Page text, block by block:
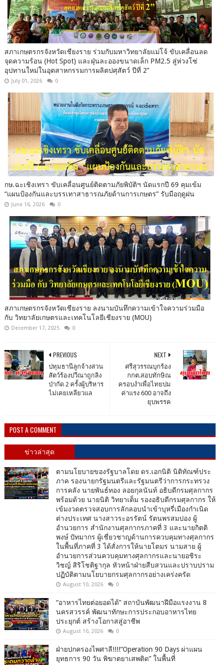
สภาเกษตรกรจังหวัดเชียงราย ร่วมกับมหาวิทยาลัยแม่โจ้ ขับเคลื่อนลด
จุดความร้อน (Hot Spot) และฝุ่นละอองขนาดเล็ก PM2.5 สู่ห่วงโซ่
อุปทานใหม่ในอุตสาหกรรมการผลิตปศุสัตว์ ปีที่ 2”
July 01, 2026 0
กษ.ฉะเชิงเทรา ขับเคลื่อนศูนย์ติดตามภัยพิบัติฯ นัดแรกปี 69 คุมเข้ม
“แผนป้องกันและบรรเทาสาธารณภัยด้านการเกษตร” รับมือฤดูฝน
June 16, 2026 0
สภาเกษตรกรจังหวัดเชียงราย ลงนามบันทึกความเข้าใจความร่วมมือ
กับ วิทยาลัยเกษตรและเทคโนโลยีเชียงราย (MOU)
December 17, 2025 0
NEXT
ศรีสุวรรณบุกร้อง
กกต.สอบทักษิณ
ครอบงำเพื่อไทยปม
ค่าแรง 600 อาจถึง
ยุบพรรค
PREVIOUS
ปทุมธานีลูกจ้างสวน
สัตว์ร้องปวีณาถูกลิง
ป่ากัด 2 ครั้งผู้บริหาร
ไม่เคยเหลียวแล
POST A COMMENT
ข่าวล่าสุด
ตามนโยบายของรัฐบาลโดย ดร.เอกนิติ นิติทัณฑ์ประ
ภาค รองนายกรัฐมนตรีและรัฐมนตรีว่าการกระทรวง
การคลัง นายพันธ์ทอง ลอยกุลนันท์ อธิบดีกรมศุลกากร
พร้อมด้วย นายนิติ วิทยาเต็ม รองอธิบดีกรมศุลกากร ให้
เข้มงวดตรวจสอบการลักลอบนำเข้าบุหรี่เมืองกำเนิด
ต่างประเทศ นางสาวระอรรัตน์ รัตนพรสมปอง ผู้
อำนวยการ สำนักงานศุลกากรภาคที่ 3 และนายกิตติ
พงษ์ ปัทมากร ผู้เชี่ยวชาญด้านการควบคุมทางศุลกากร
ในพื้นที่ภาคที่ 3 ได้สั่งการให้นายโตมร นามสาย ผู้
อำนวยการส่วนควบคุมทางศุลกากรและนายอชิระ
วิชญ์ สิริโชติฐากุล หัวหน้าฝ่ายสืบสวนและปราบปราม
ปฏิบัติตามนโยบายกรมศุลกากรอย่างเคร่งครัด
August 10, 2026 0
“อาหารไทยต่อยอดได้” สถาบันพัฒนาฝีมือแรงงาน 8
นครสวรรค์ พัฒนาทักษะการประกอบอาหารไทย
ประยุกต์ สร้างโอกาสสู่อาชีพ
August 10, 2026 0
ฝ่ายปกครองไพศาลี!!!!“Operation 90 Days ผ่าแผน
ยุทธการ 90 วัน พิฆาตยาเสพติด” ในพื้นที่